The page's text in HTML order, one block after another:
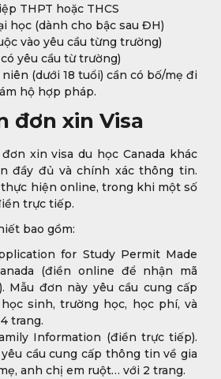
THPT hoặc THCS
học (dành cho bậc sau ĐH)
vào yêu cầu từng trường)
yêu cầu từ trường)
(dưới 18 tuổi) cần có bố/mẹ đi
hộ hợp pháp.
đơn xin Visa
xin visa du học Canada khác
đầy đủ và chính xác thông tin.
hiện online, trong khi một số
trực tiếp.
bao gồm:
for Study Permit Made
(điền online để nhận mã
Mẫu đơn này yêu cầu cung cấp
sinh, trường học, học phí, và
trang.
Information (điền trực tiếp).
cầu cung cấp thông tin về gia
anh chị em ruột… với 2 trang.